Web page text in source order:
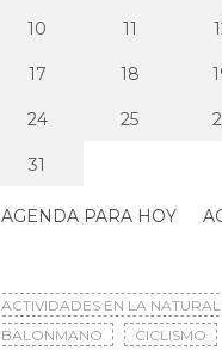
10 11
17 18
24 25
31
AGENDA PARA HOY
ACTIVIDADES EN LA
BALONMANO
CICLISMO